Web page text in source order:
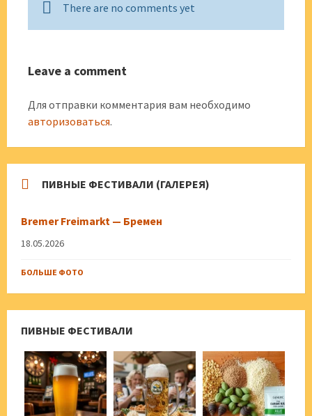
There are no comments yet
Leave a comment
Для отправки комментария вам необходимо
авторизоваться.
ПИВНЫЕ ФЕСТИВАЛИ (ГАЛЕРЕЯ)
Bremer Freimarkt — Бремен
18.05.2026
БОЛЬШЕ ФОТО
ПИВНЫЕ ФЕСТИВАЛИ